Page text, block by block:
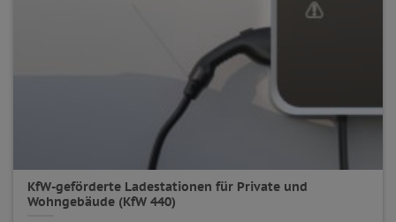
KfW-geförderte Ladestationen für Private und
Wohngebäude (KfW 440)